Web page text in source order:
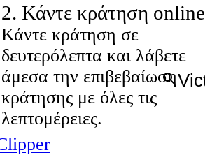
2. Κάντε κράτηση online
Κάντε κράτηση σε
δευτερόλεπτα και λάβετε
άμεσα την επιβεβαίωση
κράτησης με όλες τις
λεπτομέρειες.